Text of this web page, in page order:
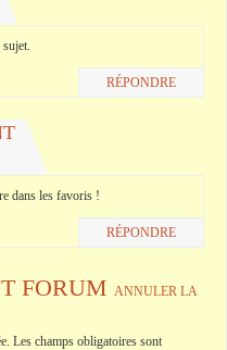
sujet.
RÉPONDRE
dans les favoris !
RÉPONDRE
FORUM ANNULER LA
Les champs obligatoires sont